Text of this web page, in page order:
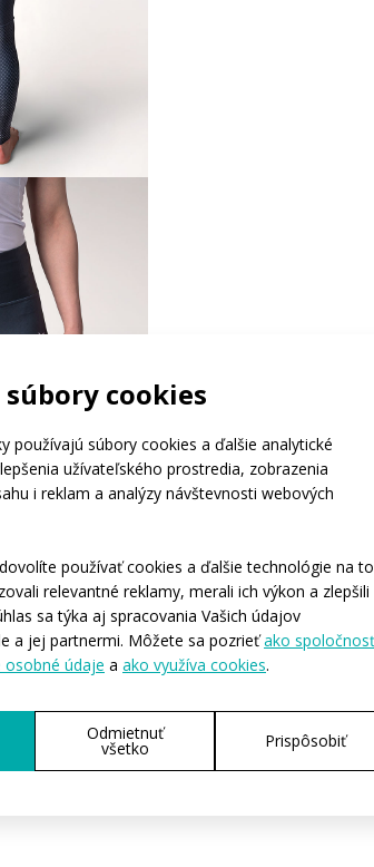
cookies
používajú súbory cookies a ďalšie analytické
užívateľského prostredia, zobrazenia
i reklam a analýzy návštevnosti webových
používať cookies a ďalšie technológie na
relevantné reklamy, merali ich výkon a zlepšili
sa týka aj spracovania Vašich údajov
a jej partnermi. Môžete sa pozrieťako spoločnosť
osobné údaje a ako využíva cookies.
Odmietnuť
všetko Prispôsobiť